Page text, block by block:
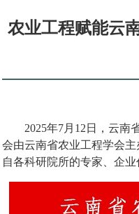
农业工程赋能云
2025年7月 12 日， 云南
会由云南省农业工程学会
自各科研院所的专家、企